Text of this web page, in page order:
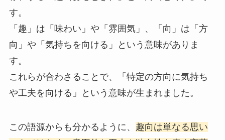
す。
「趣」は「味わい」や「雰囲気」、「向」は「方
向」や「気持ちを向ける」という意味がありま
す。
これらが合わさることで、「特定の方向に気持ち
や工夫を向ける」という意味が生まれました。
この語源からも分かるように、 趣向は単なる思い